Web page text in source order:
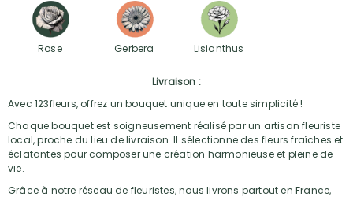
Rose Gerbera Lisianthus
Livraison :
Avec 123fleurs, offrez un bouquet unique en toute simplicité !
Chaque bouquet est soigneusement réalisé par un artisan fleuriste
local, proche du lieu de livraison. Il sélectionne des fleurs fraîches et
éclatantes pour composer une création harmonieuse et pleine de
vie.
Grâce à notre réseau de fleuristes, nous livrons partout en France,